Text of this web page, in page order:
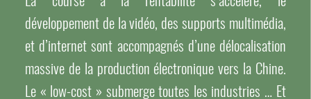
développement de la vidéo, des supports multimédia,
et d’internet sont accompagnés d’une délocalisation
massive de la production électronique vers la Chine.
Le « low-cost » submerge toutes les industries … Et